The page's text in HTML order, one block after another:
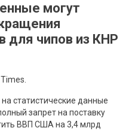
могут
для чипов из КНР
статистические данные
запрет на поставку
ВВП США на 3,4 млрд